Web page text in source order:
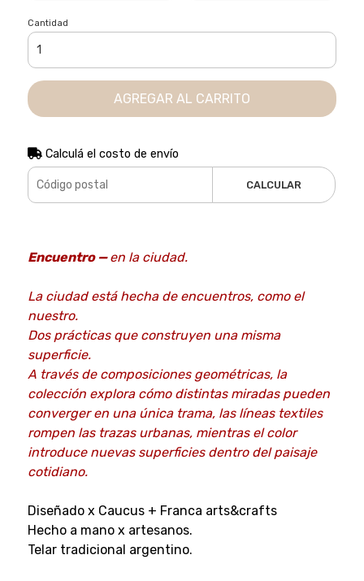
Cantidad
AGREGAR AL CARRITO
Calculá el costo de envío
CALCULAR
Encuentro —en la ciudad.
La ciudad está hecha de encuentros, como el
nuestro.
Dos prácticas que construyen una misma
superficie.
A través de composiciones geométricas, la
colección explora cómo distintas miradas pueden
converger en una única trama, las líneas textiles
rompenlas trazas urbanas, mientras el color
introduce nuevas superficies dentro del paisaje
cotidiano.
Diseñado x Caucus + Franca arts&crafts
Hecho a mano x artesanos.
Telar tradicional argentino.